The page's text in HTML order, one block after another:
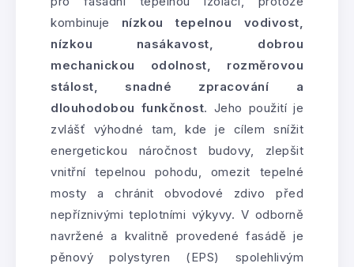
kombinuje nízkou tepelnou vodivost,
nízkou nasákavost, dobrou
mechanickou odolnost, rozměrovou
stálost, snadné zpracování a
dlouhodobou funkčnost. Jeho použití je
zvlášť výhodné tam, kde je cílem snížit
energetickou náročnost budovy, zlepšit
vnitřní tepelnou pohodu, omezit tepelné
mosty a chránit obvodové zdivo před
nepříznivými teplotními výkyvy. V odborně
navržené a kvalitně provedené fasádě je
pěnový polystyren (EPS) spolehlivým